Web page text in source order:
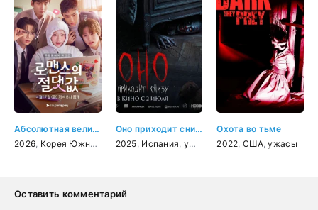
Абсолютная величина любви
2026 Корея Южная мелодрама,комедия
Оно приходит снизу
2025 Испания ужасы
Охота во тьме
2022 США,ужасы
Оставить комментарий